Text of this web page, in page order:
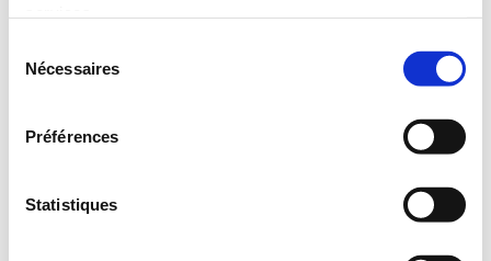
Nécessaires
Préférences
Statistiques
Dans quelle région souhaitez-vous faire vos travaux?